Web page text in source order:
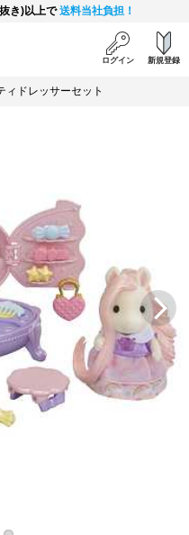
き)以上で送料当社負担！
ログイン 新規登録
ドレッサーセット
Next